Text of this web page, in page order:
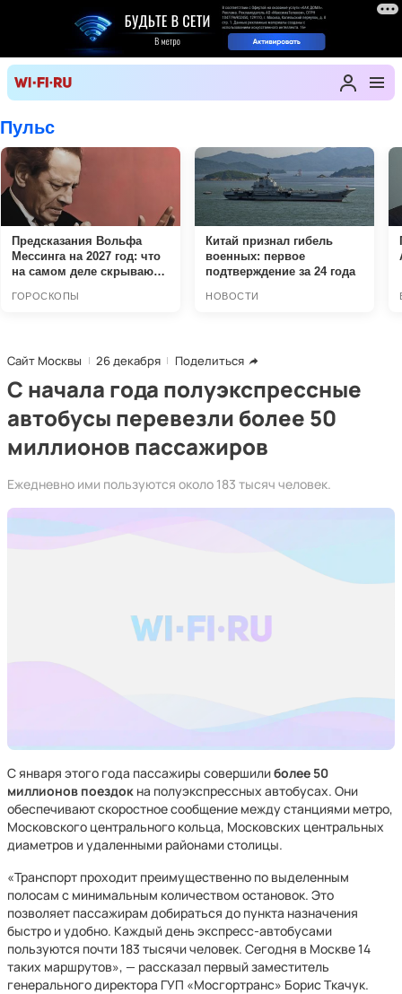
Сайт Москвы 26 декабря Поделиться
С начала года полуэкспрессные
автобусы перевезли более 50
миллионов пассажиров
Ежедневно ими пользуются около 183 тысяч человек.
С января этого года пассажиры совершилиболее 50
миллионов поездок на полуэкспрессных автобусах. Они
обеспечивают скоростное сообщение между станциями метро,
Московского центрального кольца, Московских центральных
диаметров и удаленными районами столицы.
«Транспорт проходит преимущественно по выделенным
полосам с минимальным количеством остановок. Это
позволяет пассажирам добираться до пункта назначения
быстро и удобно. Каждый день экспресс-автобусами
пользуются почти 183 тысячи человек. Сегодня в Москве 14
таких маршрутов», — рассказал первый заместитель
генерального директора ГУП «Мосгортранс» Борис Ткачук.